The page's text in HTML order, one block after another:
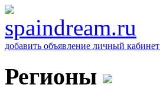
добавить объявление личный кабинет
Регионы